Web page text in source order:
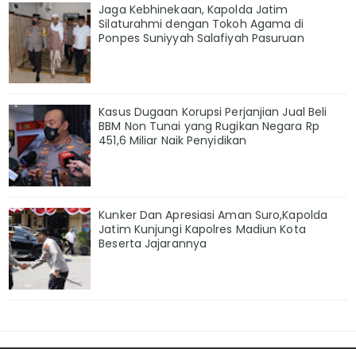
Jaga Kebhinekaan, Kapolda Jatim
Silaturahmi dengan Tokoh Agama di
Ponpes Suniyyah Salafiyah Pasuruan
Kasus Dugaan Korupsi Perjanjian Jual Beli
BBM Non Tunai yang Rugikan Negara Rp
451,6 Miliar Naik Penyidikan
Kunker Dan Apresiasi Aman Suro,Kapolda
Jatim Kunjungi Kapolres Madiun Kota
Beserta Jajarannya